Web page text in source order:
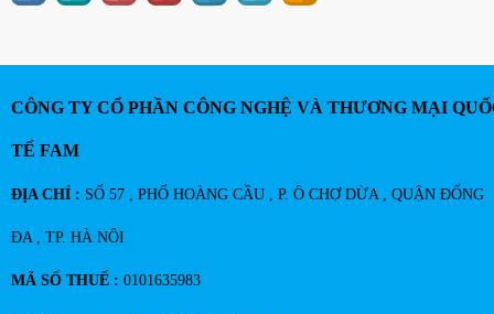
CÔNG TY CỔ PHẦN CÔNG NGHỆ VÀ THƯƠNG MẠI
TẾ FAM
ĐỊA CHỈ : SỐ 57 , PHỐ HOÀNG CẦU , P. Ô CHỢ DỪA , QUẬN ĐỐNG
ĐA , TP. HÀ NÔI
MÃ SỐ THUẾ : 0101635983